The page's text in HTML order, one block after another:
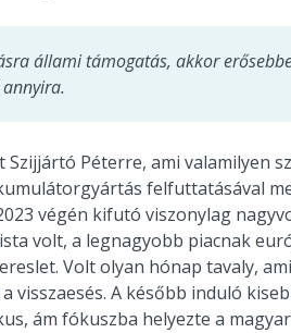
állami támogatás, akkor
Szijjártó Péterre, ami valamilyen
felfuttatásával
végén kifutó viszonylag
volt, a legnagyobb piacnak
Volt olyan hónap tavaly,
visszaesés. A később induló
ám fókuszba helyezte a